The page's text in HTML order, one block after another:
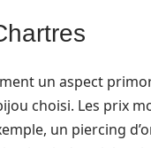
un aspect
choisi. Les prix
un piercing